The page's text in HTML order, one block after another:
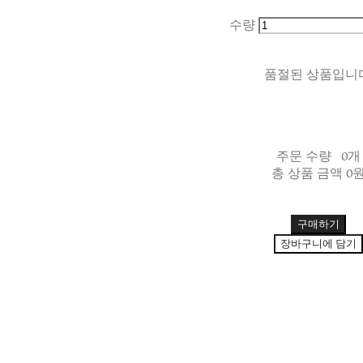
수량
품절된 상품입니
주문 수량
0개
총 상품 금액 0
구매하기
장바구니에 담기